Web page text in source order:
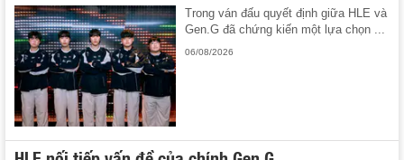
Trong ván đấu quyết định giữa HLE và
Gen.G đã chứng kiến một lựa chọn ...
06/08/2026